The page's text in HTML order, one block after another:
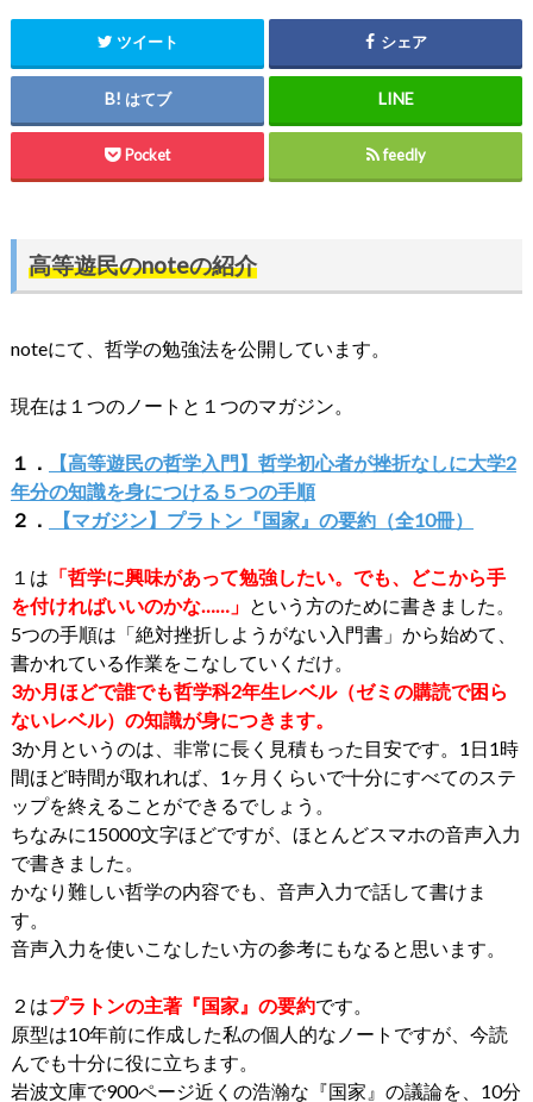
ツイート シェア
はてブ
Pocket feedly
高等遊民のnoteの紹介
noteにて、哲学の勉強法を公開しています。
現在は１つのノートと１つのマガジン。
１．
【高等遊民の哲学入門】哲学初心者が挫折なしに大学2
年分の知識を身につける５つの手順
２．
【マガジン】プラトン『国家』の要約（全10冊）
１は 「哲学に興味があって勉強したい。でも、どこから手
を付ければいいのかな……」 という方のために書きました。
5つの手順は「絶対挫折しようがない入門書」から始めて、
書かれている作業をこなしていくだけ。
3か月ほどで誰でも哲学科2年生レベル（ゼミの購読で困ら
ないレベル）の知識が身につきます。
3か月というのは、非常に長く見積もった目安です。1日1時
間ほど時間が取れれば、1ヶ月くらいで十分にすべてのステ
ップを終えることができるでしょう。
ちなみに15000文字ほどですが、ほとんどスマホの音声入力
で書きました。
かなり難しい哲学の内容でも、音声入力で話して書けま
す。
音声入力を使いこなしたい方の参考にもなると思います。
２はプラトンの主著『国家』の要約です。
原型は10年前に作成した私の個人的なノートですが、今読
んでも十分に役に立ちます。
岩波文庫で900ページ近くの浩瀚な『国家』の議論を、10分